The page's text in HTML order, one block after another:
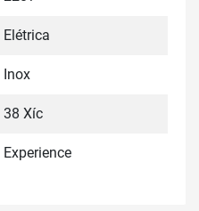
Elétrica
Inox
38 Xíc
Experience